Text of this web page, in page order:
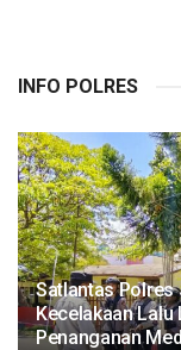
INFO POLRES
Satlantas Polres
Kecelakaan Lalu
Penanganan